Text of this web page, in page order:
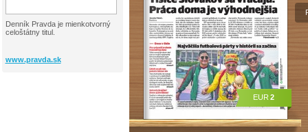
Denník Pravda je mienkotvorný
celoštátny titul.
www.pravda.sk
EUR 2